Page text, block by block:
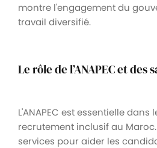
montre l'engagement du
travail diversifié.
Le rôle de l’ANAPEC et des
L'ANAPEC est essentielle
recrutement inclusif au
services pour aider les